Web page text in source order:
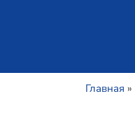
Главная »